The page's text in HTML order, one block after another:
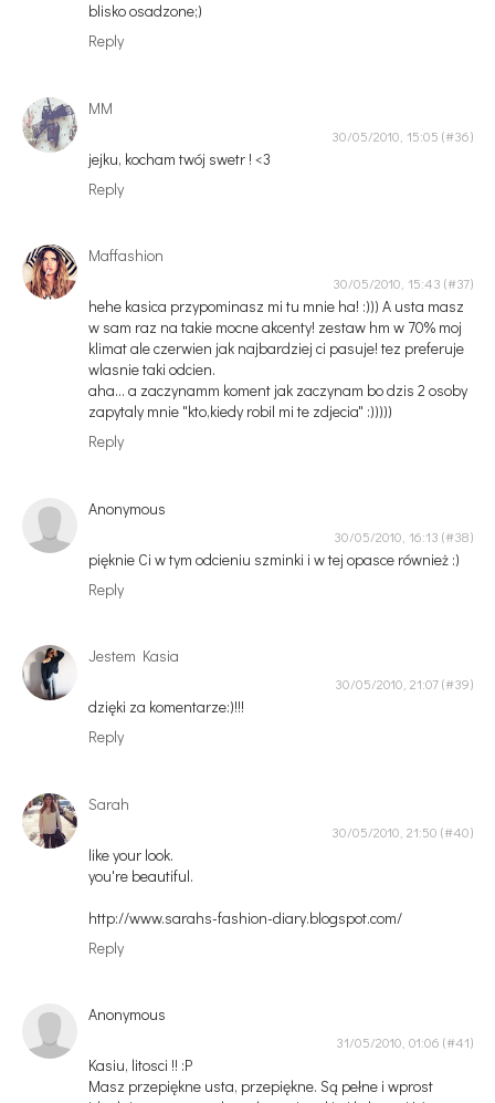
blisko osadzone;)
Reply
MM
30/05/2010, 15:05
jejku, kocham twój swetr ! <3
Reply
Maffashion
30/05/2010, 15:43
hehe kasica przypominasz mi tu mnie ha! :))) A usta masz
w sam raz na takie mocne akcenty! zestaw hm w 70% moj
klimat ale czerwien jak najbardziej ci pasuje! tez preferuje
wlasnie taki odcien.
aha... a zaczynamm koment jak zaczynam bo dzis 2 osoby
zapytaly mnie "kto,kiedy robil mi te zdjecia" :)))))
Reply
Anonymous
30/05/2010, 16:13
pięknie Ci w tym odcieniu szminki i w tej opasce również :)
Reply
Jestem Kasia
30/05/2010, 21:07
dzięki za komentarze:)!!!
Reply
Sarah
30/05/2010, 21:50
like your look.
you're beautiful.
http://www.sarahs-fashion-diary.blogspot.com/
Reply
Anonymous
31/05/2010, 01:06
Kasiu, litosci !! :P
Masz przepiękne usta, przepiękne. Są pełne i wprost